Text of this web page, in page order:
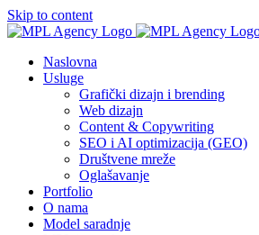
Skip to content
Naslovna
Usluge
Grafički dizajn i brending
Web dizajn
Content & Copywriting
SEO i AI optimizacija (GEO)
Društvene mreže
Oglašavanje
Portfolio
O nama
Model saradnje